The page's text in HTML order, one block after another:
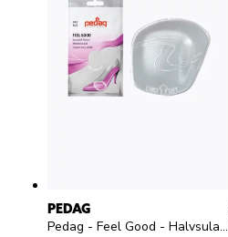
PEDAG
Pedag - Feel Good - Halvsula med pelotte silikon